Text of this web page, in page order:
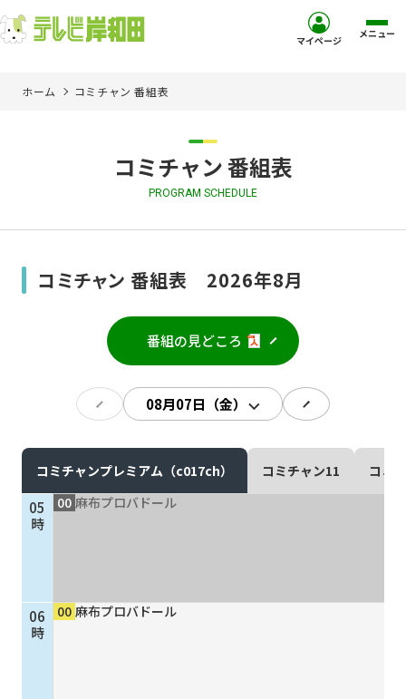
ご加入を検討中の方
現在ご利用中の方
ご加入お申し込み・資
マイページ メニュー
ホーム コミチャン 番組表
コミチャン 番組表
PROGRAM SCHEDULE
コミチャン 番組表 2026年8月
番組の見どころ
コミチャンプレミアム（c017ch） コミチャン11 コミ
05
時
06
時
00 麻布プロバドール
00 麻布プロバドール